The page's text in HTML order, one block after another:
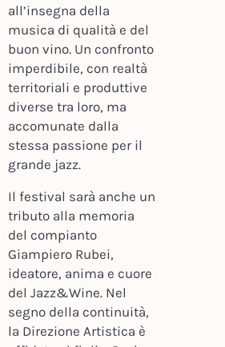
all’insegna della
musica di qualità e del
buon vino. Un confronto
imperdibile, con realtà
territoriali e produttive
diverse tra loro, ma
accomunate dalla
stessa passione per il
grande jazz.
Il festival sarà anche un
tributo alla memoria
del compianto
Giampiero Rubei,
ideatore, anima e cuore
del Jazz&Wine. Nel
segno della continuità,
la Direzione Artistica è